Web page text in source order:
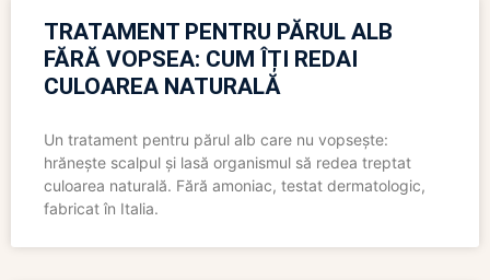
TRATAMENT PENTRU PĂRUL ALB
FĂRĂ VOPSEA: CUM ÎȚI REDAI
CULOAREA NATURALĂ
Un tratament pentru părul alb care nu vopsește:
hrănește scalpul și lasă organismul să redea treptat
culoarea naturală. Fără amoniac, testat dermatologic,
fabricat în Italia.